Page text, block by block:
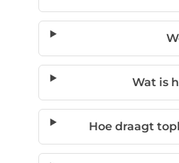
Wat is
Hoe draagt